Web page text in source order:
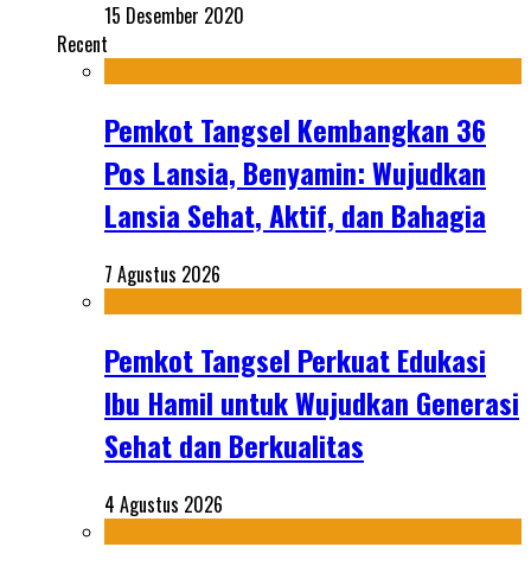
15 Desember 2020
Recent
Pemkot Tangsel Kembangkan 36
Pos Lansia, Benyamin: Wujudkan
Lansia Sehat, Aktif, dan Bahagia
7 Agustus 2026
Pemkot Tangsel Perkuat Edukasi
Ibu Hamil untuk Wujudkan Generasi
Sehat dan Berkualitas
4 Agustus 2026